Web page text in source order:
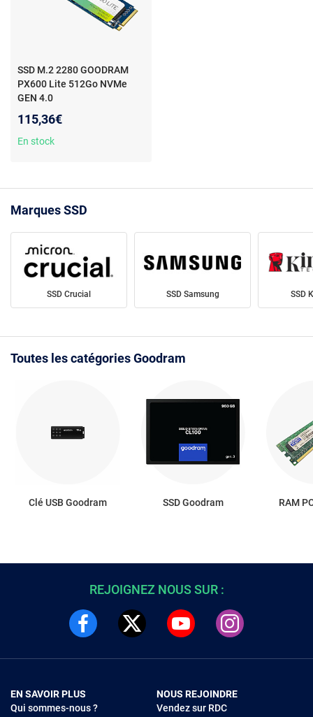
SSD M.2 2280 GOODRAM
PX600 Lite 512Go NVMe
GEN 4.0
115,36€
En stock
Marques SSD
SSD Crucial SSD Samsung SSD
Toutes les catégories Goodram
Clé USB Goodram SSD Goodram RAM
REJOIGNEZ NOUS SUR :
EN SAVOIR PLUS
Qui sommes-nous ?
NOUS REJOINDRE
Vendez sur RDC